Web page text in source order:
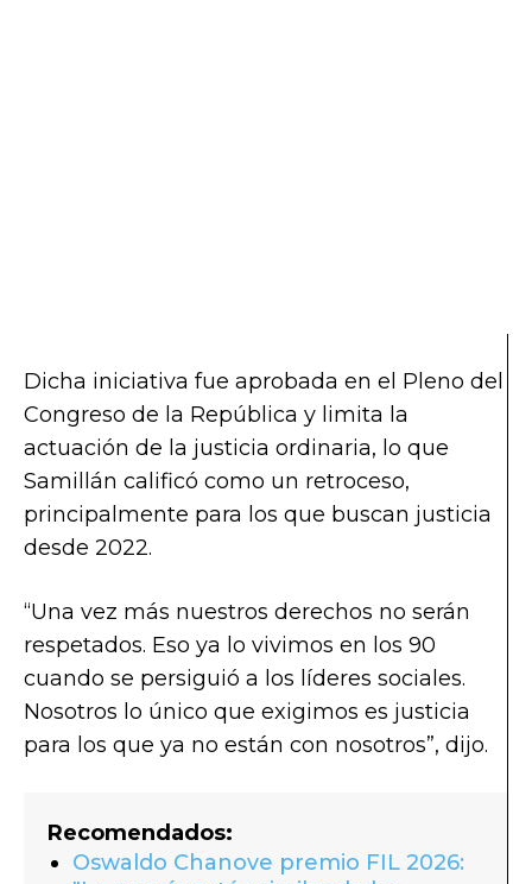
Dicha iniciativa fue aprobada en el Pleno del
Congreso de la República y limita la
actuación de la justicia ordinaria, lo que
Samillán calificó como un retroceso,
principalmente para los que buscan justicia
desde 2022.
“Una vez más nuestros derechos no serán
respetados. Eso ya lo vivimos en los 90
cuando se persiguió a los líderes sociales.
Nosotros lo único que exigimos es justicia
para los que ya no están con nosotros”, dijo.
Recomendados:
Oswaldo Chanove premio FIL 2026: